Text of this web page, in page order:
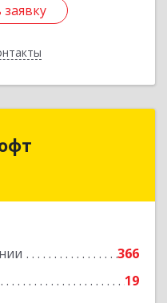
366
19
А-Софт
г, Фрунзе ул,